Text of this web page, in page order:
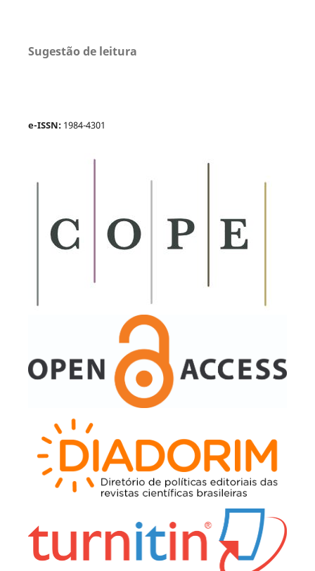
Sugestão de leitura
e-ISSN:1984-4301